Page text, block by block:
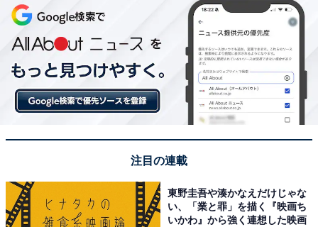
注目の連載
東野圭吾や湊かなえだけじゃな
い、「業と罪」を描く『映画ち
いかわ』から強く連想した映画